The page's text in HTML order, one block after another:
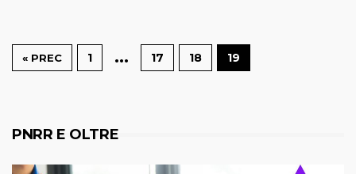
« PREC 1 … 17 18 19
PNRR E OLTRE